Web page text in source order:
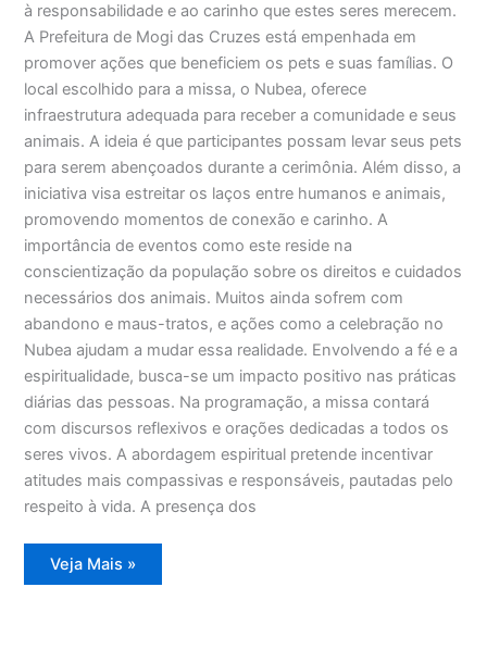
à responsabilidade e ao carinho que estes seres merecem.
A Prefeitura de Mogi das Cruzes está empenhada em
promover ações que beneficiem os pets e suas famílias. O
local escolhido para a missa, o Nubea, oferece
infraestrutura adequada para receber a comunidade e seus
animais. A ideia é que participantes possam levar seus pets
para serem abençoados durante a cerimônia. Além disso, a
iniciativa visa estreitar os laços entre humanos e animais,
promovendo momentos de conexão e carinho. A
importância de eventos como este reside na
conscientização da população sobre os direitos e cuidados
necessários dos animais. Muitos ainda sofrem com
abandono e maus-tratos, e ações como a celebração no
Nubea ajudam a mudar essa realidade. Envolvendo a fé e a
espiritualidade, busca-se um impacto positivo nas práticas
diárias das pessoas. Na programação, a missa contará
com discursos reflexivos e orações dedicadas a todos os
seres vivos. A abordagem espiritual pretende incentivar
atitudes mais compassivas e responsáveis, pautadas pelo
respeito à vida. A presença dos
Missa
especial
Veja Mais »